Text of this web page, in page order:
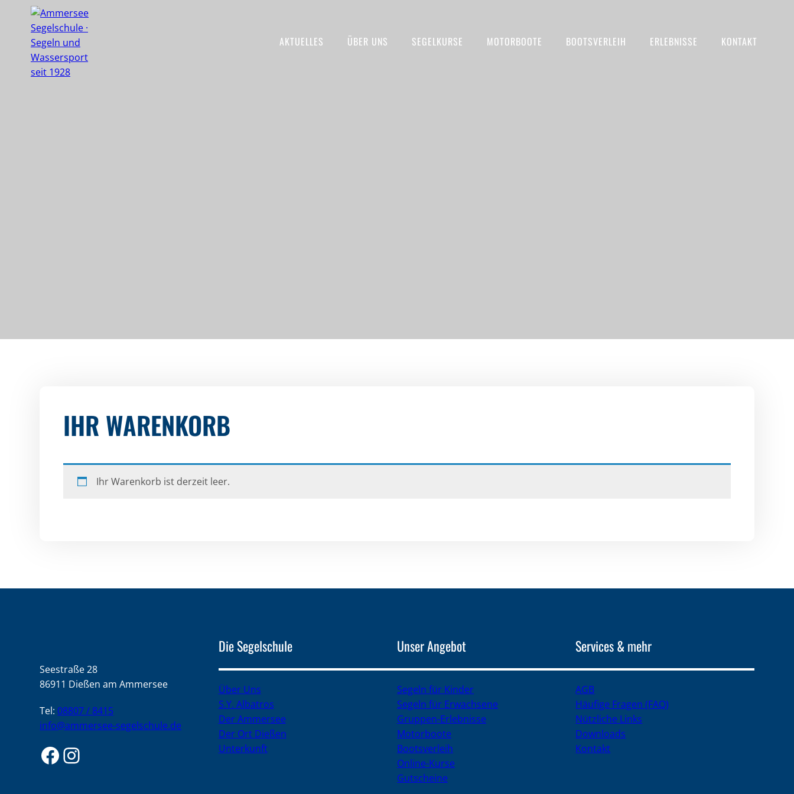
AKTUELLES ÜBER UNS SEGELKURSE MOTORBOOTE BOOTSVERLEIH ERLEBNISSE KONTAKT
IHR WARENKORB
Ihr Warenkorb ist derzeit leer.
Seestraße 28
86911 Dießen am Ammersee
Tel: 08807 / 8415
info@ammersee-segelschule.de
Facebook Instagram
Die Segelschule
Über Uns
S.Y. Albatros
Der Ammersee
Der Ort Dießen
Unterkunft
Unser Angebot
Segeln für Kinder
Segeln für Erwachsene
Gruppen-Erlebnisse
Motorboote
Bootsverleih
Online-Kurse
Gutscheine
Services & mehr
AGB
Häufige Fragen (FAQ)
Nützliche Links
Downloads
Kontakt